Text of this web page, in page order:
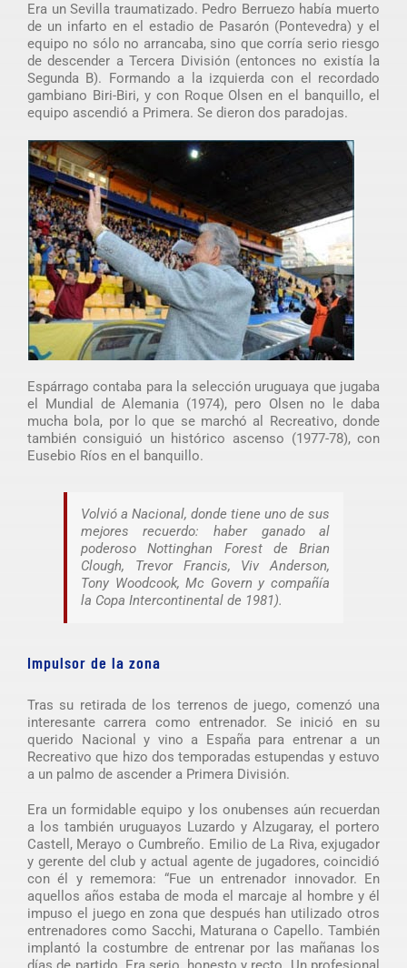
Era un Sevilla traumatizado. Pedro Berruezo había muerto
de un infarto en el estadio de Pasarón (Pontevedra) y el
equipo no sólo no arrancaba, sino que corría serio riesgo
de descender a Tercera División (entonces no existía la
Segunda B). Formando a la izquierda con el recordado
gambiano Biri-Biri, y con Roque Olsen en el banquillo, el
equipo ascendió a Primera. Se dieron dos paradojas.
Espárrago contaba para la selección uruguaya que jugaba
el Mundial de Alemania (1974), pero Olsen no le daba
mucha bola, por lo que se marchó al Recreativo, donde
también consiguió un histórico ascenso (1977-78), con
Eusebio Ríos en el banquillo.
Volvió a Nacional, donde tiene uno de sus
mejores recuerdo: haber ganado al
poderoso Nottinghan Forest de Brian
Clough, Trevor Francis, Viv Anderson,
Tony Woodcook, Mc Govern y compañía
la Copa Intercontinental de 1981).
Impulsor de la zona
Tras su retirada de los terrenos de juego, comenzó una
interesante carrera como entrenador. Se inició en su
querido Nacional y vino a España para entrenar a un
Recreativo que hizo dos temporadas estupendas y estuvo
a un palmo de ascender a Primera División.
Era un formidable equipo y los onubenses aún recuerdan
a los también uruguayos Luzardo y Alzugaray, el portero
Castell, Merayo o Cumbreño. Emilio de La Riva, exjugador
y gerente del club y actual agente de jugadores, coincidió
con él y rememora: “Fue un entrenador innovador. En
aquellos años estaba de moda el marcaje al hombre y él
impuso el juego en zona que después han utilizado otros
entrenadores como Sacchi, Maturana o Capello. También
implantó la costumbre de entrenar por las mañanas los